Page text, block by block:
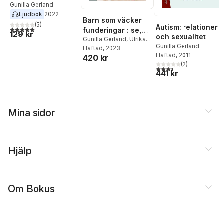
Gunilla Gerland
Ljudbok 2022
5,0utav 5 stjärnor. Totalt antal röster:
(5)
129 kr
Barn som väcker
funderingar : se,
förstå och hjälpa
förskolebarn med
en annorlunda
Gunilla Gerland, Ulrika
Aspeflo
Häftad, 2023
420 kr
Autism: relationer
och sexualitet
Gunilla Gerland
Häftad, 2011
3,5utav 5 stjärnor.
(2)
441 kr
Mina sidor
Hjälp
Om Bokus